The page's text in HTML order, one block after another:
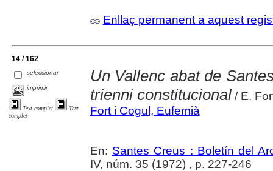
Enllaç permanent a aquest
14 / 162
seleccionar
imprimir
Text complet
Text
complet
Un Vallenc abat de
trienni constitucional/ E.
Fort i Cogul, Eufemià
En: Santes Creus : Boletín del
IV, núm. 35 (1972) , p. 227-246